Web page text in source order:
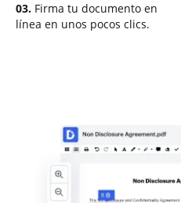
03. Firma tu documento en
línea en unos pocos clics.